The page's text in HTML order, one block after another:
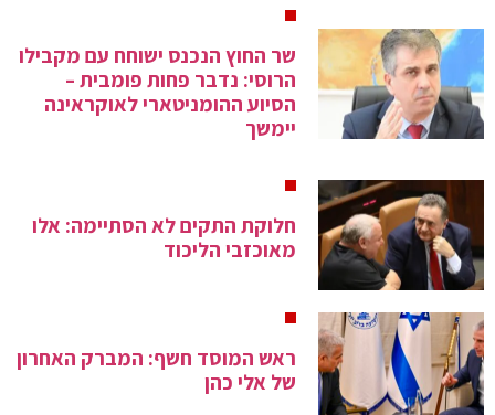
שר החוץ הנכנס ישוחח עם מקבילו
הרוסי: נדבר פחות פומבית –
הסיוע ההומניטארי לאוקראינה
יימשך
חלוקת התקים לא הסתיימה: אלו
מאוכזבי הליכוד
ראש המוסד חשף: המברק האחרון
של אלי כהן